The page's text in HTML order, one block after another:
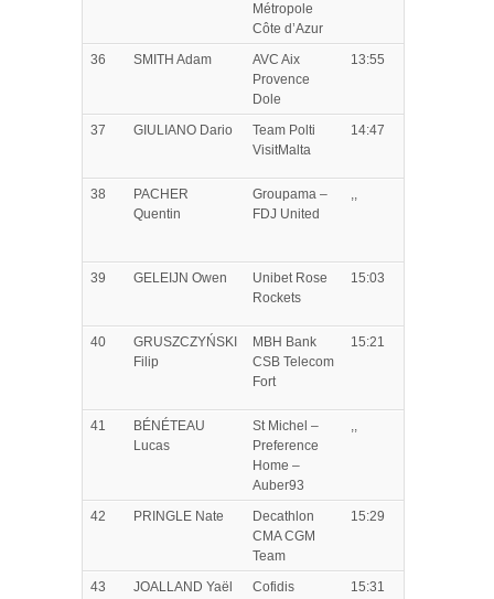
Métropole
Côte d’Azur
36 SMITH Adam
AVC Aix
Provence
Dole
13:55
37 GIULIANO Dario
Team Polti
VisitMalta
14:47
38
PACHER
Quentin
Groupama –
FDJ United
,,
39 GELEIJN Owen
Unibet Rose
Rockets
15:03
40
GRUSZCZYŃSKI
Filip
MBH Bank
CSB Telecom
Fort
15:21
41
BÉNÉTEAU
Lucas
St Michel –
Preference
Home –
Auber93
,,
42 PRINGLE Nate
Decathlon
CMA CGM
Team
15:29
43 JOALLAND Yaël Cofidis 15:31